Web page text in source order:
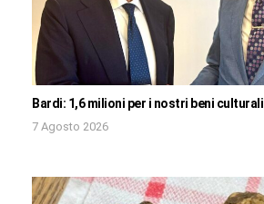
Bardi: 1,6 milioni per i nostri beni culturali
7 Agosto 2026